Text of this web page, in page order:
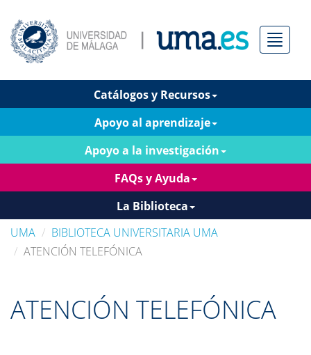
Menú
Catálogos y Recursos
Apoyo al aprendizaje
Apoyo a la investigación
FAQs y Ayuda
La Biblioteca
UMA
BIBLIOTECA UNIVERSITARIA UMA
ATENCIÓN TELEFÓNICA
ATENCIÓN TELEFÓNICA